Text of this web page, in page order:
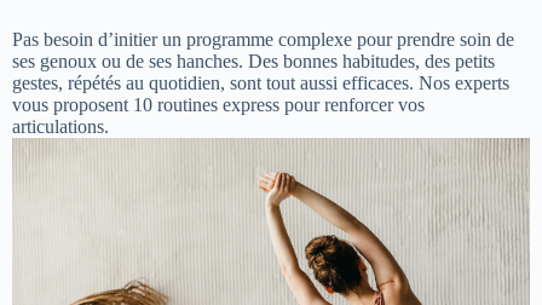
Pas besoin d’initier un programme complexe pour prendre soin de
ses genoux ou de ses hanches. Des bonnes habitudes, des petits
gestes, répétés au quotidien, sont tout aussi efficaces. Nos experts
vous proposent 10 routines express pour renforcer vos
articulations.